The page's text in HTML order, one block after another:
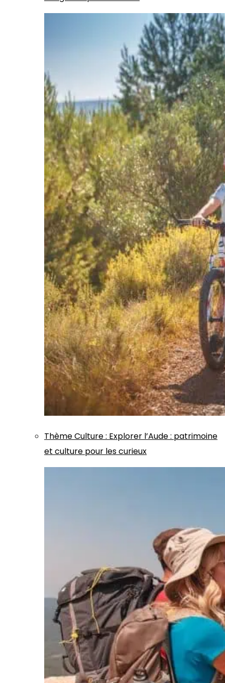
ThèmeCulture: Explorer l’Aude : patrimoine
et culture pour les curieux